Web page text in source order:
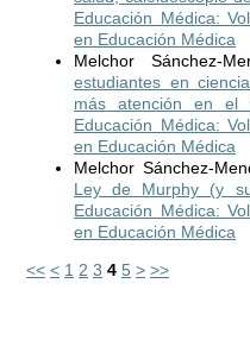
Educación Médica:
en Educación Médica
Melchor Sánchez-
estudiantes en
más atención en el
Educación Médica:
en Educación Médica
Melchor Sánchez-
Ley de Murphy (y
Educación Médica:
en Educación Médica
<< < 1 2 3 4 5 > >>